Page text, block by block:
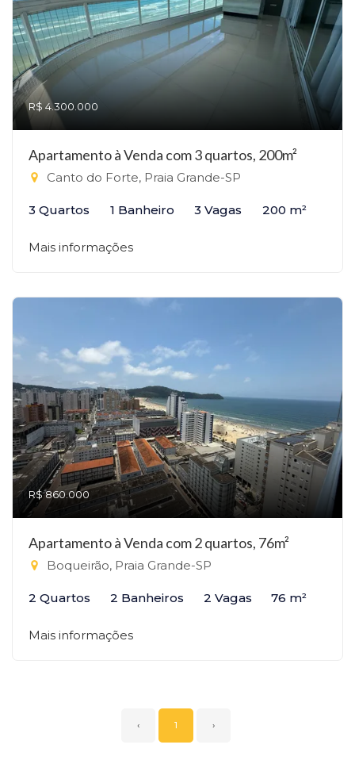
R$ 4.300.000
Apartamento à Venda com 3 quartos, 200m²
Canto do Forte, Praia Grande-SP
3 Quartos 1 Banheiro 3 Vagas 200 m²
Mais informações
R$ 860.000
Apartamento à Venda com 2 quartos, 76m²
Boqueirão, Praia Grande-SP
2 Quartos 2 Banheiros 2 Vagas 76 m²
Mais informações
‹ 1 ›